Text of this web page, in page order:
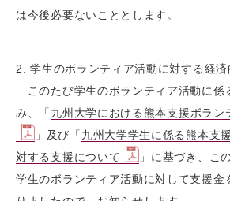
は今後必要ないこととします。
2. 学生のボランティア活動に対する経
このたび学生のボランティア活動に係
み、「 九州大学における熊本支援ボラン
」及び「 九州大学学生に係る熊本支
対する支援について
」に基づき、こ
学生のボランティア活動に対して支援金